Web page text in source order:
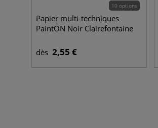
10 options
Papier multi-techniques
PaintON Noir Clairefontaine
dès 2,55 €